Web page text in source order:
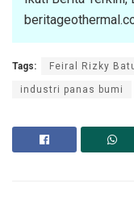
Tags: Feiral Rizky
industri panas bumi